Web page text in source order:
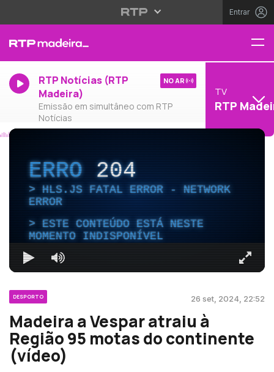
Entrar
RTP Notícias (RTP
Madeira)
Emissão em simultâneo com RTP
Notícias
NO AR
TV
RTP
ERRO204
HLS.JS FATAL ERROR - NETWORK
ERROR
ESTE CONTEÚDO ESTÁ NESTE
MOMENTO INDISPONÍVEL
DESPORTO 26 set, 2024, 22:52
Madeira a Vespar atraiu à
Região 95 motas do continente
(vídeo)